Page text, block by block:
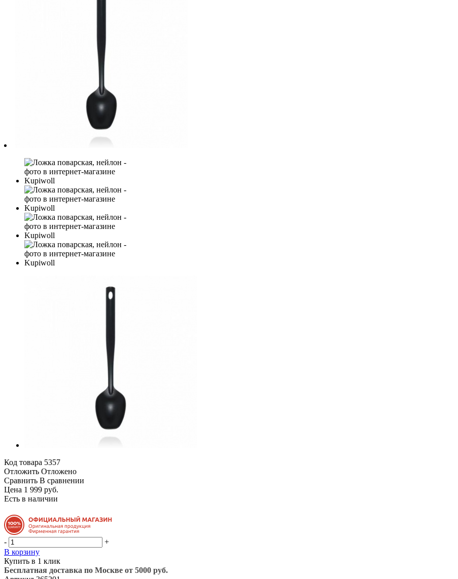
Код товара 5357
Отложить Отложено
Сравнить В сравнении
Цена 1 999 руб.
Есть в наличии
-
+
В корзину
Купить в 1 клик
Бесплатная доставка по Москве от 5000 руб.